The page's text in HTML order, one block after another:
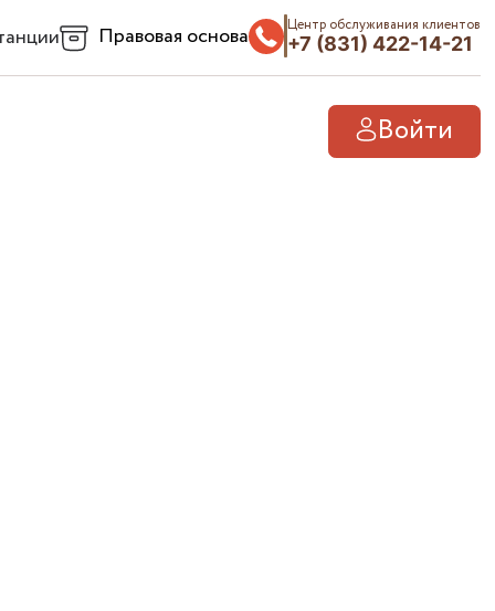
Правовая основа Центр обслуживания клиентов
+7 (831) 422-14-21
Войти